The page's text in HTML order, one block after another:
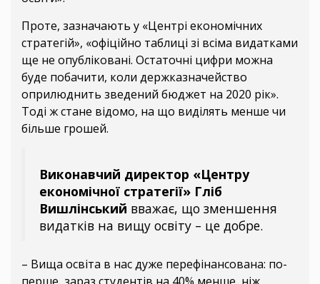
Проте, зазначають у «Центрі економічних
стратегій», «офіційно таблиці зі всіма видатками
ще не опубліковані. Остаточні цифри можна
буде побачити, коли держказначейство
оприлюднить зведений бюджет на 2020 рік».
Тоді ж стане відомо, на що виділять менше чи
більше грошей.
Виконавчий директор «Центру
економічної стратегії» Гліб
Вишлінський вважає, що зменшення
видатків на вищу освіту – це добре.
– Вища освіта в нас дуже перефінансована: по-
перше, зараз студентів на 40% менше, ніж